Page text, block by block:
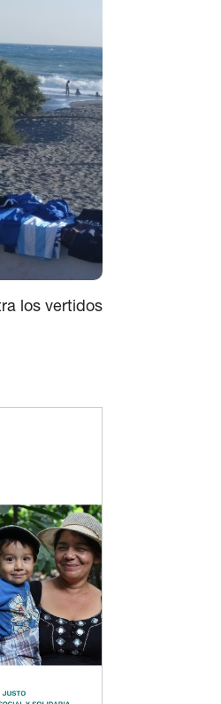
los vertidos